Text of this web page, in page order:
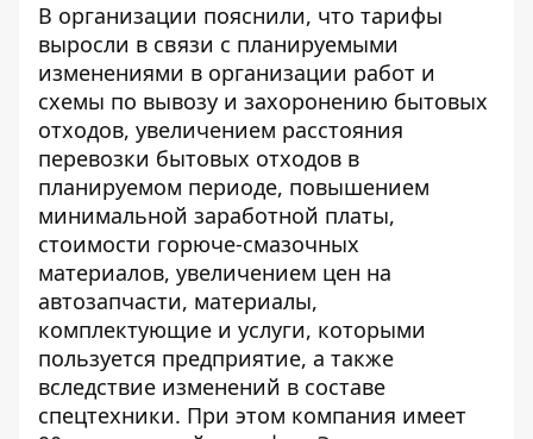
В организации пояснили, что тарифы
выросли в связи с планируемыми
изменениями в организации работ и
схемы по вывозу и захоронению бытовых
отходов, увеличением расстояния
перевозки бытовых отходов в
планируемом периоде, повышением
минимальной заработной платы,
стоимости горюче-смазочных
материалов, увеличением цен на
автозапчасти, материалы,
комплектующие и услуги, которыми
пользуется предприятие, а также
вследствие изменений в составе
спецтехники. При этом компания имеет